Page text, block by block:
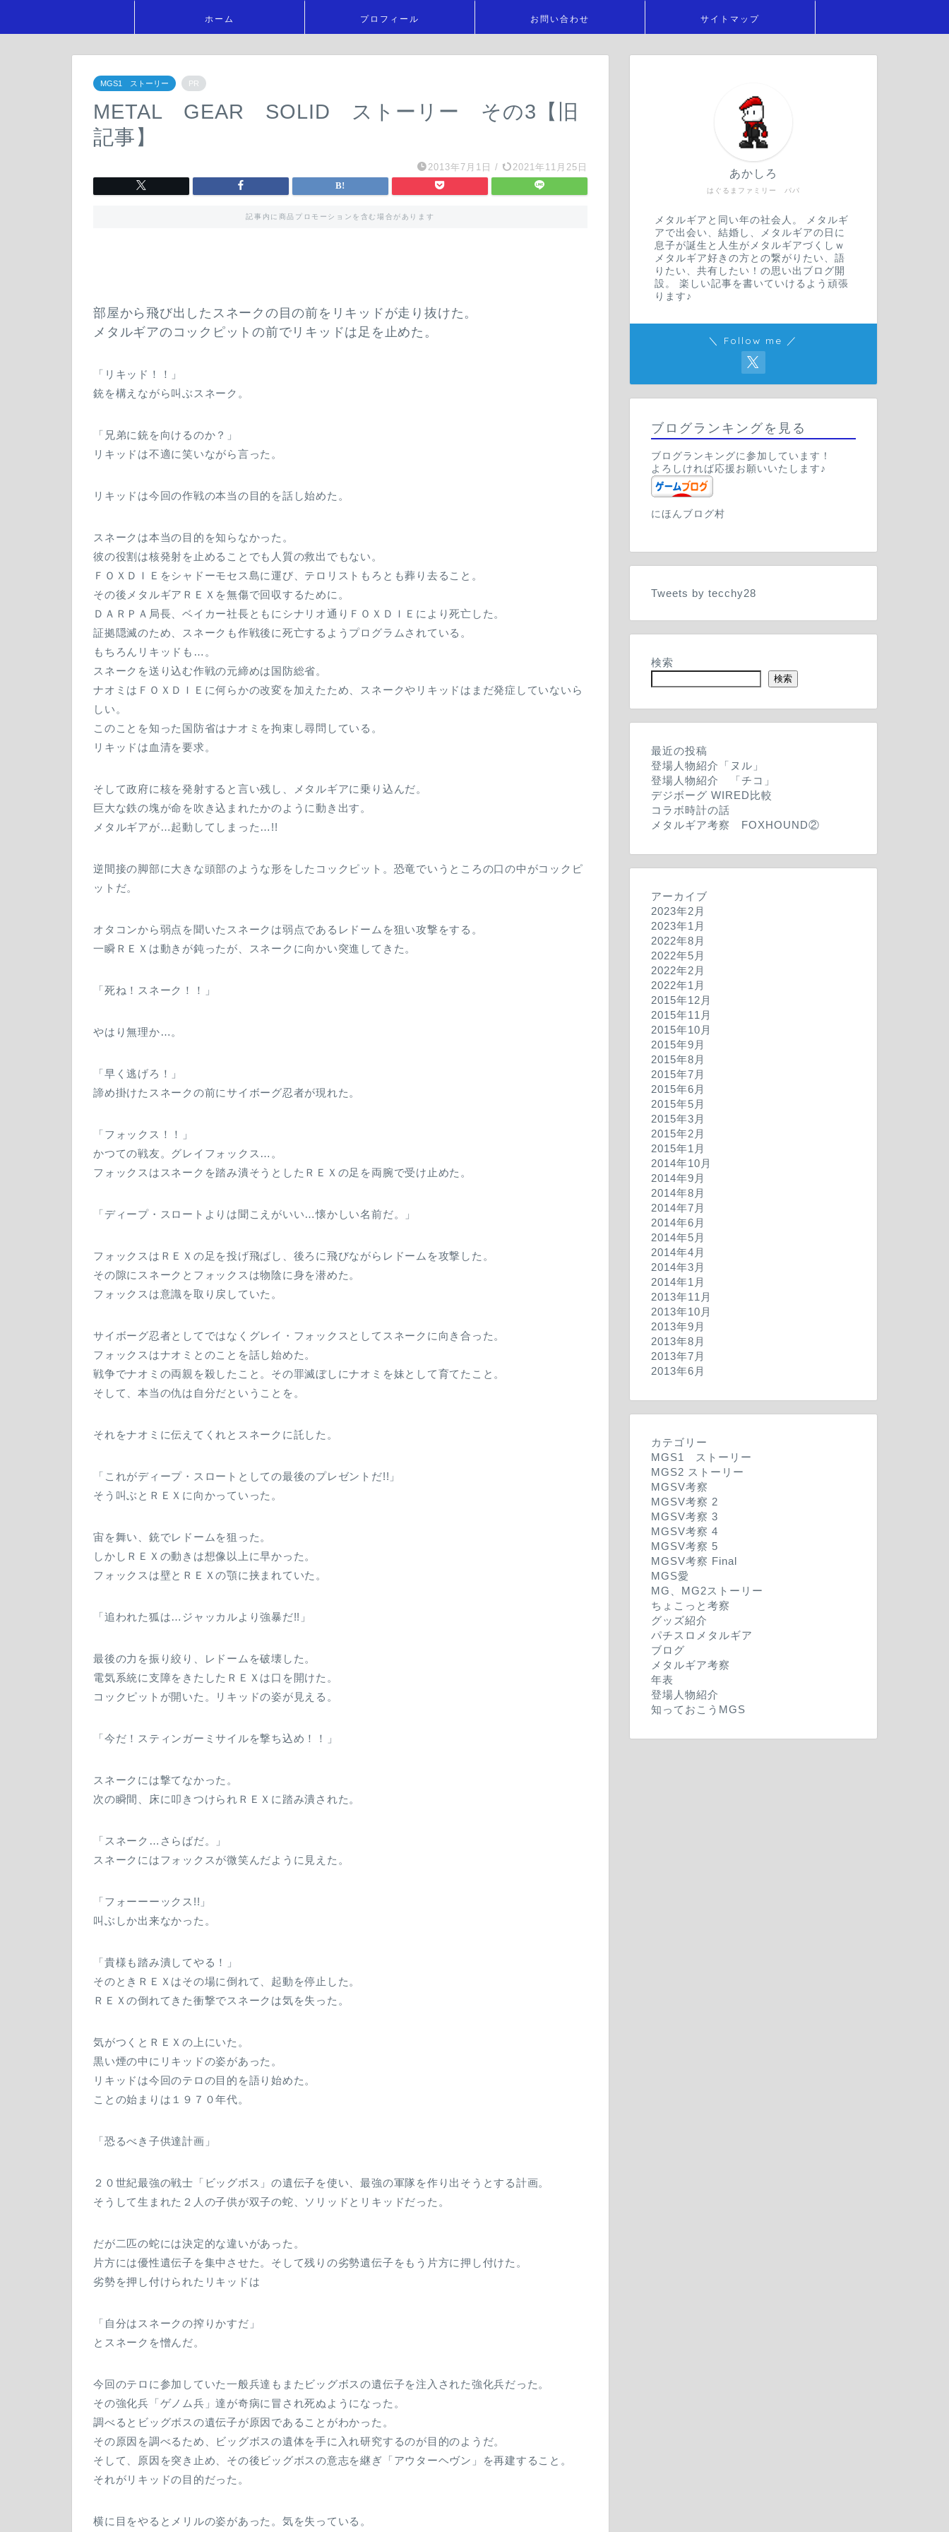
ホーム プロフィール お問い合わせ サイトマップ
MGS1 ストーリー PR
METAL GEAR SOLID ストーリー その3【旧
記事】
2013年7月1日 / 2021年11月25日
記事内に商品プロモーションを含む場合があります
部屋から飛び出したスネークの目の前をリキッドが走り抜けた。
メタルギアのコックピットの前でリキッドは足を止めた。
「リキッド！！」
銃を構えながら叫ぶスネーク。
「兄弟に銃を向けるのか？」
リキッドは不適に笑いながら言った。
リキッドは今回の作戦の本当の目的を話し始めた。
スネークは本当の目的を知らなかった。
彼の役割は核発射を止めることでも人質の救出でもない。
ＦＯＸＤＩＥをシャドーモセス島に運び、テロリストもろとも葬り去ること。
その後メタルギアＲＥＸを無傷で回収するために。
ＤＡＲＰＡ局長、ベイカー社長ともにシナリオ通りＦＯＸＤＩＥにより死亡した。
証拠隠滅のため、スネークも作戦後に死亡するようプログラムされている。
もちろんリキッドも…。
スネークを送り込む作戦の元締めは国防総省。
ナオミはＦＯＸＤＩＥに何らかの改変を加えたため、スネークやリキッドはまだ発症していないら
しい。
このことを知った国防省はナオミを拘束し尋問している。
リキッドは血清を要求。
そして政府に核を発射すると言い残し、メタルギアに乗り込んだ。
巨大な鉄の塊が命を吹き込まれたかのように動き出す。
メタルギアが…起動してしまった…!!
逆間接の脚部に大きな頭部のような形をしたコックピット。恐竜でいうところの口の中がコックピ
ットだ。
オタコンから弱点を聞いたスネークは弱点であるレドームを狙い攻撃をする。
一瞬ＲＥＸは動きが鈍ったが、スネークに向かい突進してきた。
「死ね！スネーク！！」
やはり無理か…。
「早く逃げろ！」
諦め掛けたスネークの前にサイボーグ忍者が現れた。
「フォックス！！」
かつての戦友。グレイフォックス…。
フォックスはスネークを踏み潰そうとしたＲＥＸの足を両腕で受け止めた。
「ディープ・スロートよりは聞こえがいい…懐かしい名前だ。」
フォックスはＲＥＸの足を投げ飛ばし、後ろに飛びながらレドームを攻撃した。
その隙にスネークとフォックスは物陰に身を潜めた。
フォックスは意識を取り戻していた。
サイボーグ忍者としてではなくグレイ・フォックスとしてスネークに向き合った。
フォックスはナオミとのことを話し始めた。
戦争でナオミの両親を殺したこと。その罪滅ぼしにナオミを妹として育てたこと。
そして、本当の仇は自分だということを。
それをナオミに伝えてくれとスネークに託した。
「これがディープ・スロートとしての最後のプレゼントだ!!」
そう叫ぶとＲＥＸに向かっていった。
宙を舞い、銃でレドームを狙った。
しかしＲＥＸの動きは想像以上に早かった。
フォックスは壁とＲＥＸの顎に挟まれていた。
「追われた狐は…ジャッカルより強暴だ!!」
最後の力を振り絞り、レドームを破壊した。
電気系統に支障をきたしたＲＥＸは口を開けた。
コックピットが開いた。リキッドの姿が見える。
「今だ！スティンガーミサイルを撃ち込め！！」
スネークには撃てなかった。
次の瞬間、床に叩きつけられＲＥＸに踏み潰された。
「スネーク…さらばだ。」
スネークにはフォックスが微笑んだように見えた。
「フォーーーックス!!」
叫ぶしか出来なかった。
「貴様も踏み潰してやる！」
そのときＲＥＸはその場に倒れて、起動を停止した。
ＲＥＸの倒れてきた衝撃でスネークは気を失った。
気がつくとＲＥＸの上にいた。
黒い煙の中にリキッドの姿があった。
リキッドは今回のテロの目的を語り始めた。
ことの始まりは１９７０年代。
「恐るべき子供達計画」
２０世紀最強の戦士「ビッグボス」の遺伝子を使い、最強の軍隊を作り出そうとする計画。
そうして生まれた２人の子供が双子の蛇、ソリッドとリキッドだった。
だが二匹の蛇には決定的な違いがあった。
片方には優性遺伝子を集中させた。そして残りの劣勢遺伝子をもう片方に押し付けた。
劣勢を押し付けられたリキッドは
「自分はスネークの搾りかすだ」
とスネークを憎んだ。
今回のテロに参加していた一般兵達もまたビッグボスの遺伝子を注入された強化兵だった。
その強化兵「ゲノム兵」達が奇病に冒され死ぬようになった。
調べるとビッグボスの遺伝子が原因であることがわかった。
その原因を調べるため、ビッグボスの遺体を手に入れ研究するのが目的のようだ。
そして、原因を突き止め、その後ビッグボスの意志を継ぎ「アウターヘヴン」を再建すること。
それがリキッドの目的だった。
横に目をやるとメリルの姿があった。気を失っている。
はぐるまファミリー パパ
あかしろ
メタルギアと同い年の社会人。 メタルギ
アで出会い、結婚し、メタルギアの日に
息子が誕生と人生がメタルギアづくしｗ
メタルギア好きの方との繋がりたい、語
りたい、共有したい！の思い出ブログ開
設。 楽しい記事を書いていけるよう頑張
ります♪
＼ Follow me ／
ブログランキングを見る
ブログランキングに参加しています！
よろしければ応援お願いいたします♪
にほんブログ村
Tweets by tecchy28
検索
検索
最近の投稿
登場人物紹介「ヌル」
登場人物紹介 「チコ」
デジボーグ WIRED比較
コラボ時計の話
メタルギア考察 FOXHOUND②
アーカイブ
2023年2月
2023年1月
2022年8月
2022年5月
2022年2月
2022年1月
2015年12月
2015年11月
2015年10月
2015年9月
2015年8月
2015年7月
2015年6月
2015年5月
2015年3月
2015年2月
2015年1月
2014年10月
2014年9月
2014年8月
2014年7月
2014年6月
2014年5月
2014年4月
2014年3月
2014年1月
2013年11月
2013年10月
2013年9月
2013年8月
2013年7月
2013年6月
カテゴリー
MGS1 ストーリー
MGS2 ストーリー
MGSV考察
MGSV考察 2
MGSV考察 3
MGSV考察 4
MGSV考察 5
MGSV考察 Final
MGS愛
MG、MG2ストーリー
ちょこっと考察
グッズ紹介
パチスロメタルギア
ブログ
メタルギア考察
年表
登場人物紹介
知っておこうMGS